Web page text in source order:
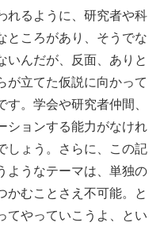
れるように、研究者や科
ところがあり、そうでな
いんだが、反面、ありと
が立てた仮説に向かって
。学会や研究者仲間、
ションする能力がなけれ
しょう。さらに、この記
ようなテーマは、単独の
かむことさえ不可能。と
てやっていこうよ、とい